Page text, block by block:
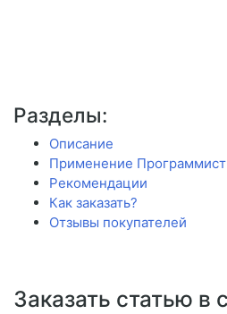
Разделы:
Описание
Применение
Рекомендации
Как заказать?
Отзывы покупателей
Заказать статью в